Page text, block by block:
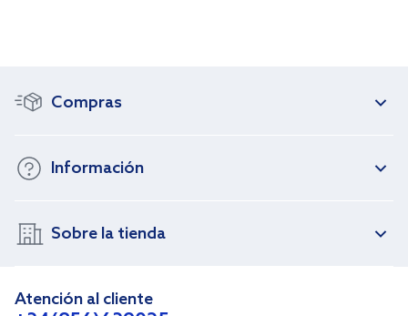
Compras
Información
Sobre la tienda
Atención al cliente